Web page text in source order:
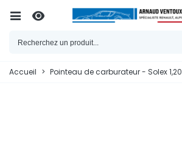
Accueil > Pointeau de carburateur - Solex 1,20